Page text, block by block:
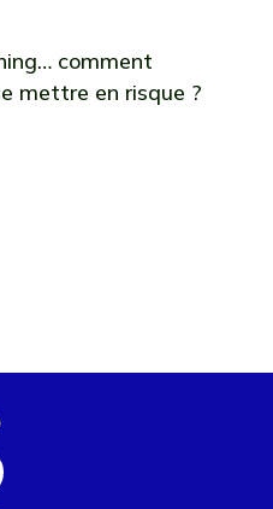
comment
mettre en risque ?